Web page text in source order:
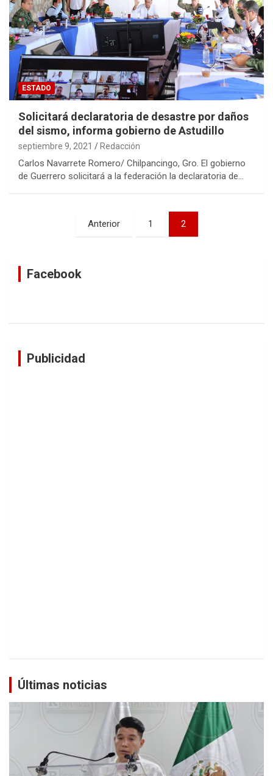
ESTADO
Solicitará declaratoria de desastre por daños
del sismo, informa gobierno de Astudillo
septiembre 9, 2021 Redacción
Carlos Navarrete Romero/ Chilpancingo, Gro. El gobierno
de Guerrero solicitará a la federación la declaratoria de…
NavegaciónAnterior 1 2
Facebook
Publicidad
Últimas noticias